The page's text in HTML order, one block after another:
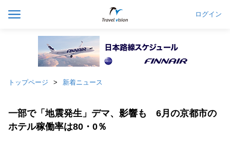
ログイン
トップページ 新着ニュース
一部で「地震発生」デマ、影響も 6月の京都市の
ホテル稼働率は80・0％